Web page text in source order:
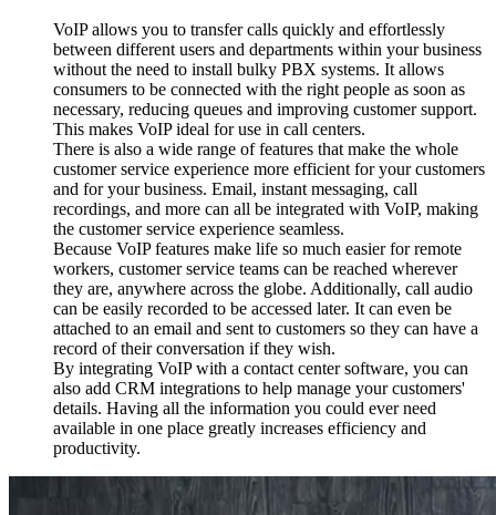
VoIP allows you to transfer calls quickly and effortlessly
between different users and departments within your business
without the need to install bulky PBX systems. It allows
consumers to be connected with the right people as soon as
necessary, reducing queues and improving customer support.
This makes VoIP ideal for use in call centers.
There is also a wide range of features that make the whole
customer service experience more efficient for your customers
and for your business. Email, instant messaging, call
recordings, and more can all be integrated with VoIP, making
the customer service experience seamless.
Because VoIP features make life so much easier for remote
workers, customer service teams can be reached wherever
they are, anywhere across the globe. Additionally, call audio
can be easily recorded to be accessed later. It can even be
attached to an email and sent to customers so they can have a
record of their conversation if they wish.
By integrating VoIP with a contact center software, you can
also add CRM integrations to help manage your customers'
details. Having all the information you could ever need
available in one place greatly increases efficiency and
productivity.